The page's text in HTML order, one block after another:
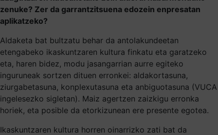
zenuke? Zer da garrantzitsuena edozein enpresatan
aplikatzeko?
Aldaketa bat bultzatu behar da antolakundeetan
etengabeko ikaskuntzaren kultura finkatu eta garatzeko
eta, haren bidez, modu jasangarrian aurre egiteko
inguruneak sortzen dituen erronkei: aldakortasuna,
ziurgabetasuna, konplexutasuna eta anbiguotasuna (VUCA
ingelesezko sigletan). Maiz agertzen zaizkigu erronka
horiek, eta posible da etorkizunean ere presente egotea.
Ikaskuntzaren kultura horren oinarrizko zati bat da